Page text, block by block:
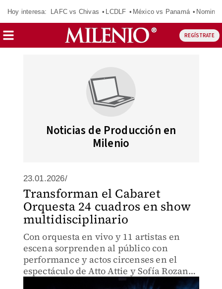
Hoy interesa: LAFC vs Chivas LCDLF México vs Panamá
REGÍSTRATE
Noticias de Producción en
Milenio
23.01.2026/
Transforman el Cabaret
Orquesta 24 cuadros en show
multidisciplinario
Con orquesta en vivo y 11 artistas en
escena sorprenden al público con
performance y actos circenses en el
espectáculo de Atto Attie y Sofía Rozanes
que se presenta en el Foro La Paz